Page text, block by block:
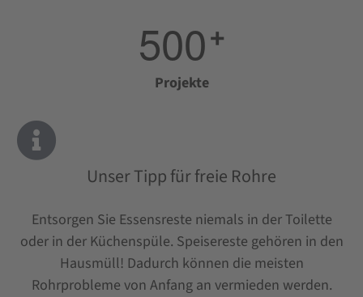
500+
Projekte
Unser Tipp für freie Rohre
Entsorgen Sie Essensreste niemals in der Toilette
oder in der Küchenspüle. Speisereste gehören in den
Hausmüll! Dadurch können die meisten
Rohrprobleme von Anfang an vermieden werden.